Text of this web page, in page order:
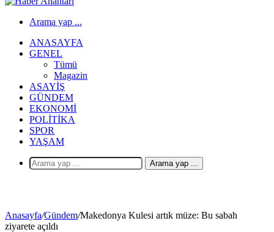
Arama yap ...
ANASAYFA
GENEL
Tümü
Magazin
ASAYIŞ
GÜNDEM
EKONOMI
POLITIKA
SPOR
YAŞAM
Arama yap ...
Anasayfa/Gündem/Makedonya Kulesi artık müze: Bu sabah
ziyarete açıldı